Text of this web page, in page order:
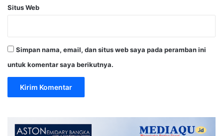
Situs Web
Simpan nama, email, dan situs web saya pada peramban ini
untuk komentar saya berikutnya.